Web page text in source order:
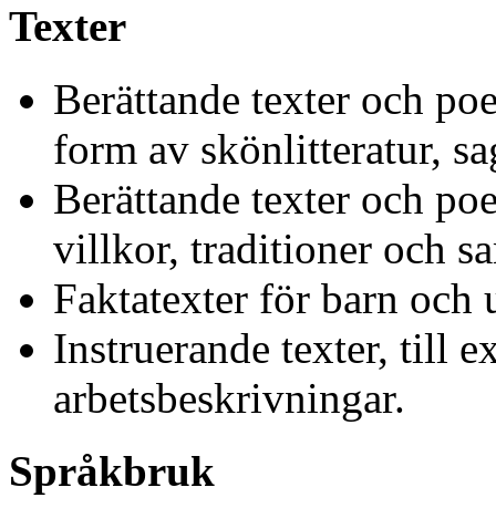
Texter
Berättande texter och
form av skönlitteratur,
Berättande texter och
villkor, traditioner och
Faktatexter för barn och
Instruerande texter, till
arbetsbeskrivningar.
Språkbruk